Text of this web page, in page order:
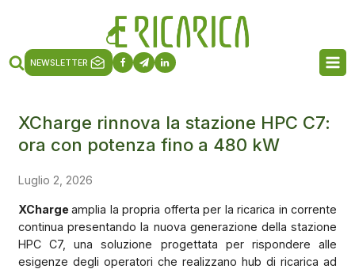
NEWSLETTER
XCharge rinnova la stazione HPC C7:
ora con potenza fino a 480 kW
Luglio 2, 2026
XChargeamplia la propria offerta per la ricarica in corrente
continua presentando la nuova generazione della stazione
HPC C7, una soluzione progettata per rispondere alle
esigenze degli operatori che realizzano hub di ricarica ad